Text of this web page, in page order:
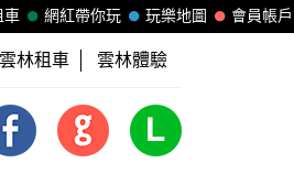
會員帳戶
玩樂地圖
網紅帶你玩
車
雲林租車 雲林體驗